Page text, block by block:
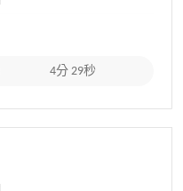
4分 29秒